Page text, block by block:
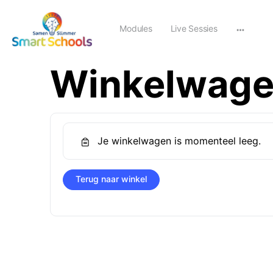
Modules Live Sessies
Je winkelwagen is momenteel leeg.
Terug naar winkel